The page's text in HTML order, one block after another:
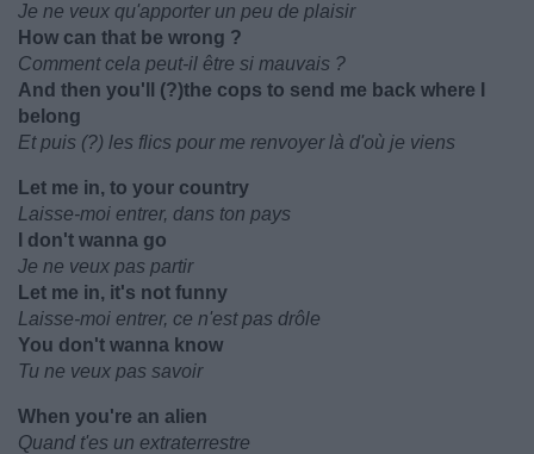
Je ne veux qu'apporter un peu de plaisir
How can that be wrong ?
Comment cela peut-il être si mauvais ?
And then you'll (?)the cops to send me back where I
belong
Et puis (?) les flics pour me renvoyer là d'où je viens
Let me in, to your country
Laisse-moi entrer, dans ton pays
I don't wanna go
Je ne veux pas partir
Let me in, it's not funny
Laisse-moi entrer, ce n'est pas drôle
You don't wanna know
Tu ne veux pas savoir
When you're an alien
Quand t'es un extraterrestre